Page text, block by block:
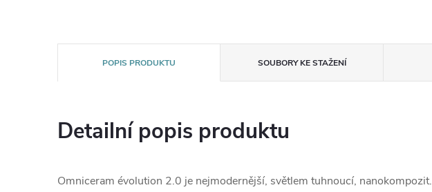
POPIS PRODUKTU SOUBORY KE STAŽENÍ
Detailní popis produktu
Omniceram évolution 2.0 je nejmodernější, světlem tuhnoucí, nanokompozit.